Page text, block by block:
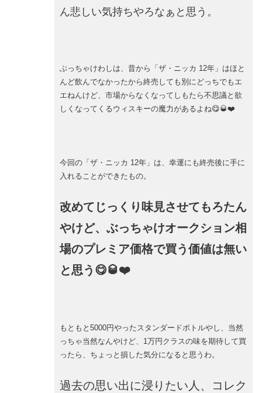
ん悲しい気持ちやろなぁと思う。
ぶっちゃけわしは、昔から「ザ・ニッカ 12年」はほと
んど飲んでなかったから終売しても別にどっちでもエ
エねんけど、市場からなくなってしもたら不思議と欲
しくなってくるウィスキーの魔力があるよね😋🥃❤️
今回の「ザ・ニッカ 12年」は、幸運にも終売後に手に
入れることができたもの。
改めてじっくり味見させてもろたん
やけど、ぶっちゃけオークション相
場のプレミア価格で買う価値は無い
と思う😋🥃❤️
もともと5000円やったスタンダードボトルやし、当然
っちゃ当然なんやけど、1万円クラスの味を期待して買
ったら、ちょっと損した気分になると思うわ。
過去の思い出に浸りたい人、コレク